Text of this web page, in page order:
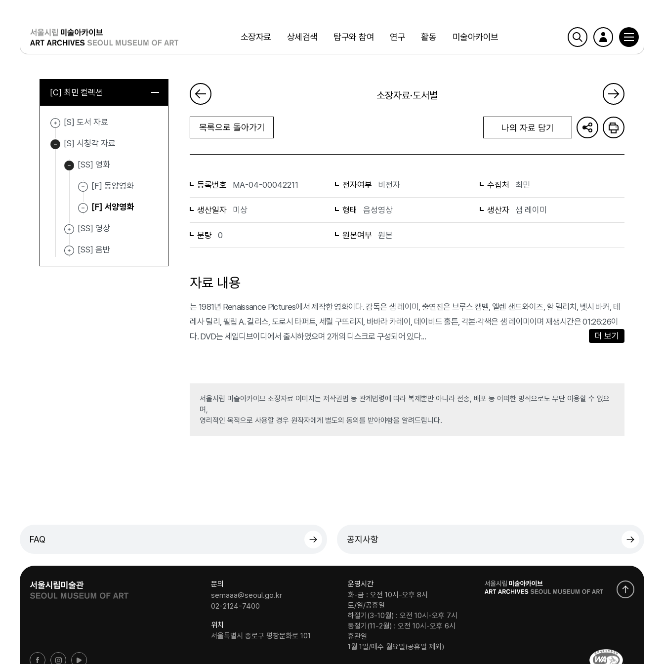
소장자료 상세검색 탐구와 참여 연구 활동 미술아카이브
검색
로그인
[C] 최민 컬렉션
[S] 도서 자료
[S] 시청각 자료
[SS] 영화
[F] 동양영화
[F] 서양영화
[SS] 영상
[SS] 음반
소장자료·도서별
목록으로 돌아가기 나의 자료 담기
등록번호 MA-04-00042211 전자여부 비전자 수집처 최민
생산일자 미상 형태 음성영상 생산자 샘 레이미
분량 0 원본여부 원본
자료 내용
는 1981년 Renaissance Pictures에서 제작한 영화이다. 감독은 샘 레이미, 출연진은 브루스 캠벨, 엘렌 샌드와이즈, 할 델리치, 벳시 바커, 테
레사 틸리, 필립 A. 길리스, 도로시 타퍼트, 세릴 구뜨리지, 바바라 카레이, 데이비드 홀튼, 각본·각색은 샘 레이미이며 재생시간은 01:26:26이
다. DVD는 세일디브이디에서 출시하였으며 2개의 디스크로 구성되어 있다...
더 보기
서울시립 미술아카이브 소장자료 이미지는 저작권법 등 관계법령에 따라 복제뿐만 아니라 전송, 배포 등 어떠한 방식으로도 무단 이용할 수 없으
며,
영리적인 목적으로 사용할 경우 원작자에게 별도의 동의를 받아야함을 알려드립니다.
FAQ 공지사항
문의
semaaa@seoul.go.kr
02-2124-7400
위치
서울특별시 종로구 평창문화로 101
운영시간
화-금 : 오전 10시-오후 8시
토/일/공휴일
하절기(3-10월) : 오전 10시-오후 7시
동절기(11-2월) : 오전 10시-오후 6시
휴관일
1월 1일/매주 월요일(공휴일 제외)
로
고